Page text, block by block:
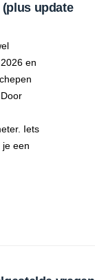
update
en
Iets
een